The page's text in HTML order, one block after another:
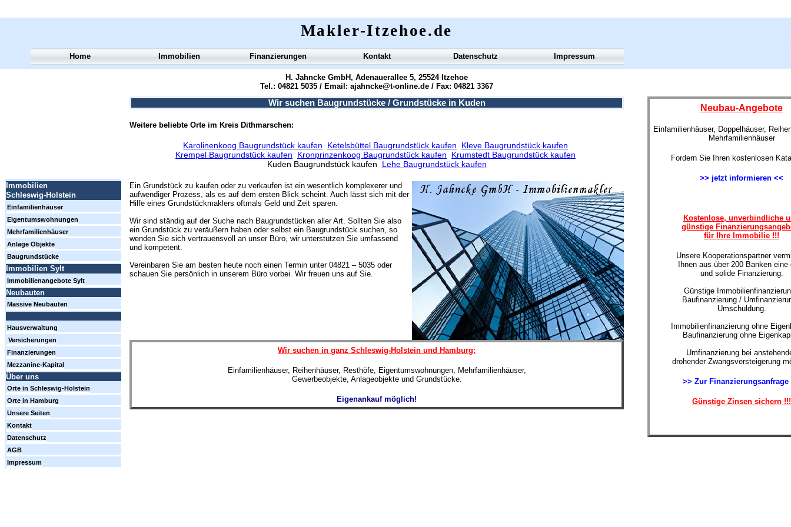
Wir suchen Baugrundstücke / Grundstücke in Kuden
Weitere beliebte Orte im Kreis Dithmarschen:
Karolinenkoog Baugrundstück kaufen Ketelsbüttel Baugrundstück kaufen
Kleve Baugrundstück kaufen
Krempel Baugrundstück kaufen
Kronprinzenkoog Baugrundstück kaufen
Krumstedt Baugrundstück kaufen
Kuden Baugrundstück kaufen Lehe Baugrundstück kaufen
Makler-Itzehoe.de
H. Jahncke GmbH, Adenauerallee 5, 25524 Itzehoe
Tel.: 04821 5035 / Email: ajahncke@t-online.de / Fax: 04821 3367
Ein Grundstück zu kaufen oder zu verkaufen ist ein wesentlich komplexerer und
aufwendiger Prozess, als es auf dem ersten Blick scheint. Auch lässt sich mit der
Hilfe eines Grundstückmaklers oftmals Geld und Zeit sparen.
Wir sind ständig auf der Suche nach Baugrundstücken aller Art. Sollten Sie also
ein Grundstück zu veräußern haben oder selbst ein Baugrundstück suchen, so
wenden Sie sich vertrauensvoll an unser Büro, wir unterstützen Sie umfassend
und kompetent.
Vereinbaren Sie am besten heute noch einen Termin unter 04821 – 5035 oder
schauen Sie persönlich in unserem Büro vorbei. Wir freuen uns auf Sie.
Wir suchen in ganz Schleswig-Holstein und Hamburg:
Einfamilienhäuser, Reihenhäuser, Resthöfe, Eigentumswohnungen, Mehrfamilienhäuser,
Gewerbeobjekte, Anlageobjekte und Grundstücke.
Eigenankauf möglich!
Home Immobilien Finanzierungen Kontakt Datenschutz Impressum
Immobilien
Schleswig-Holstein
Einfamilienhäuser
Eigentumswohnungen
Mehrfamilienhäuser
Anlage Objekte
Baugrundstücke
Immobilien Sylt
Immobilienangebote Sylt
Neubauten
Massive Neubauten
Hausverwaltung
Versicherungen
Finanzierungen
Mezzanine-Kapital
Über uns
Orte in Schleswig-Holstein
Orte in Hamburg
Unsere Seiten
Kontakt
Datenschutz
AGB
Impressum
Neubau-Angebote
Einfamilienhäuser, Doppelhäuser,
Mehrfamilienhäuser
Fordern Sie Ihren kostenlosen
>> jetzt informieren <<
Kostenlose, unverbindliche
günstige
für Ihre Immobilie !!!
Unsere Kooperationspartner
Ihnen aus über 200 Banken eine
und solide Finanzierung.
Günstige
Baufinanzierung /
Umschuldung.
Immobilienfinanzierung ohne
Baufinanzierung ohne
Umfinanzierung bei
drohender Zwangsversteigerung
>> Zur Finanzierungsanfrage
Günstige Zinsen sichern !!!